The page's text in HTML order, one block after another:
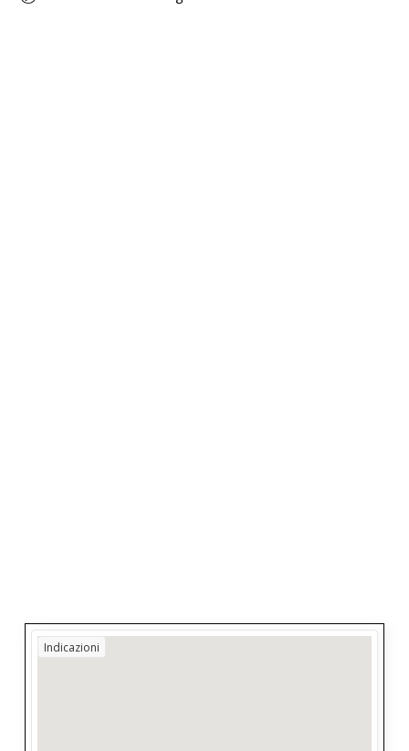
Indicazioni